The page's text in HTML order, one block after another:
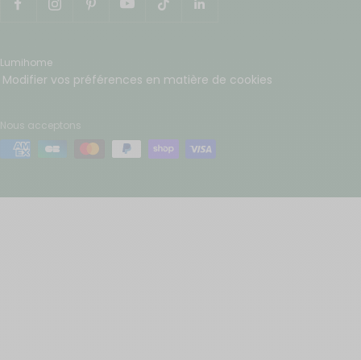
Lumihome
Modifier vos préférences en matière de cookies
Nous acceptons